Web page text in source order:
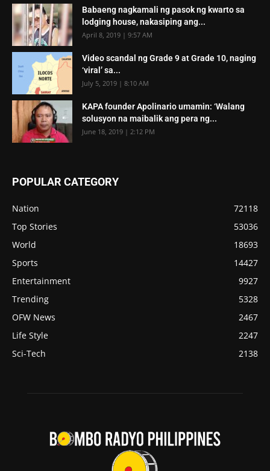
Babaeng nagkamali ng pasok ng kwarto sa
lodging house, nakasiping ang...
April 8, 2019 | 9:57 AM
Video scandal ng Grade 9 at Grade 10, naging
‘viral’ sa...
July 5, 2019 | 8:10 AM
KAPA founder Apolinario umamin: ‘Walang
solusyon na maibalik ang pera ng...
June 18, 2019 | 2:12 PM
POPULAR CATEGORY
Nation
72118
Top Stories
53036
World
18693
Sports
14427
Entertainment
9927
Trending
5328
OFW News
2467
Life Style
2247
Sci-Tech
2138